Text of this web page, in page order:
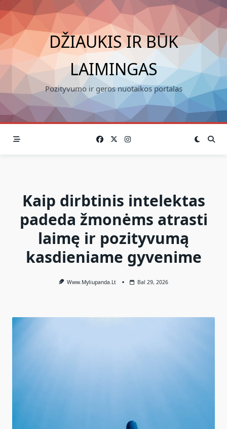
Skip
to
content
DŽIAUKIS IR BŪK
LAIMINGAS
Pozityvumo ir geros nuotaikos portalas
Kaip dirbtinis intelektas
padeda žmonėms atrasti
laimę ir pozityvumą
kasdieniame gyvenime
Www.myliupanda.lt Bal 29, 2026